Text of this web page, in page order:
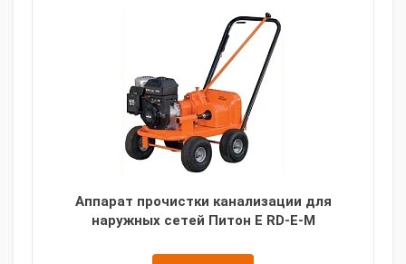
Аппарат прочистки канализации для
наружных сетей Питон Е RD-E-M